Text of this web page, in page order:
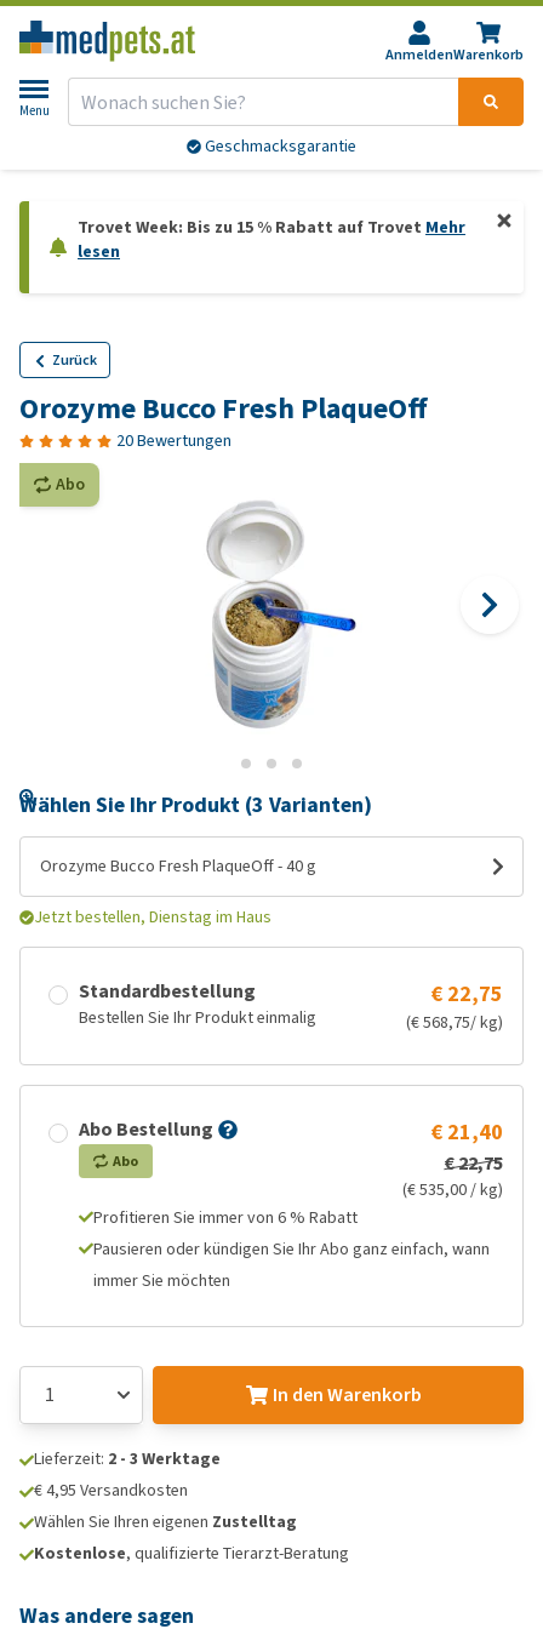
AnmeldenWarenkorb
Menu
Geschmacksgarantie
Trovet Week: Bis zu 15 % Rabatt auf Trovet Mehr
lesen
Zurück
Orozyme Bucco Fresh PlaqueOff
20 Bewertungen
Abo
Wählen Sie Ihr Produkt (3 Varianten)
Orozyme Bucco Fresh PlaqueOff - 40 g
Jetzt bestellen, Dienstag im Haus
Standardbestellung
Bestellen Sie Ihr Produkt einmalig
€ 22,75
(€ 568,75/ kg)
Abo Bestellung
Abo
€ 21,40
€ 22,75
(€ 535,00 / kg)
Profitieren Sie immer von 6 % Rabatt
Pausieren oder kündigen Sie Ihr Abo ganz einfach, wann
immer Sie möchten
In den Warenkorb
Lieferzeit: 2 - 3 Werktage
€ 4,95 Versandkosten
Wählen Sie Ihren eigenen Zustelltag
Kostenlose, qualifizierte Tierarzt-Beratung
Was andere sagen